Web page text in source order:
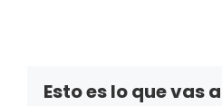
Esto es lo que vas